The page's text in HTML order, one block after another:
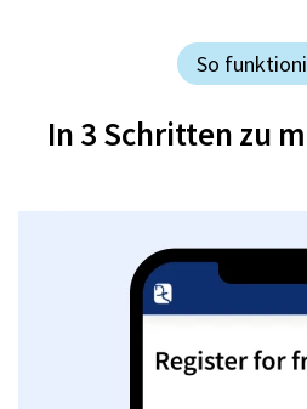
So
In 3 Schritten zu